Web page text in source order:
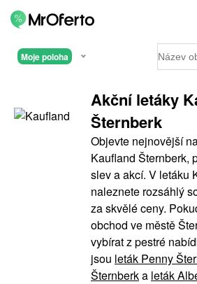
Moje poloha
Akční letáky
Šternberk
Objevte nejnovější
Kaufland Šternberk,
slev a akcí. V letáku
naleznete rozsáhlý
za skvělé ceny.
obchod ve městě
vybírat z pestré
jsou leták Penny
Šternberka leták